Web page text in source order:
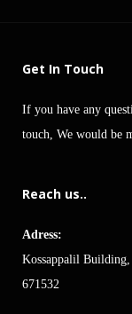
Get In Touch
If you have any
touch, We would be
Reach us..
Adress:
Kossappalil
671532